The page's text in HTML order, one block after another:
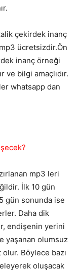
çekirdek inanç
ücretsizdir.Ön
inanç örneği
ve bilgi amaçlıdır.
whatsapp dan
mp3 leri
İlk 10 gün
gün sonunda ise
Daha dik
endişenin yerini
yaşanan olumsuz
Böylece bazı
oluşacak